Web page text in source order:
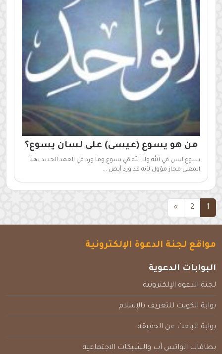
من هو يسوع (عيسى) على لسان يسوع؟
يسوع ليس في الله ولا الله في يسوع وما ورد في العهد الجديد بهذا
المعنى مجاز مؤول لأنه قد ورد أيض ...
1
(current)
2
»
مواقع لجنة الدعوة الإلكترونية
البوابات الدعوية
لجنة الدعوة الإلكترونية
بوابة الكويت للتعريف بالإسلام
بوابة الباحث عن الحقيقة
بطاقات الواتس آب والشبكات الاجتماعية